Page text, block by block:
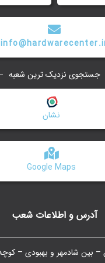
آدرس و اطلاعات شعب
جستجوی نزدیک ترین شعبه
Google Maps
نشان